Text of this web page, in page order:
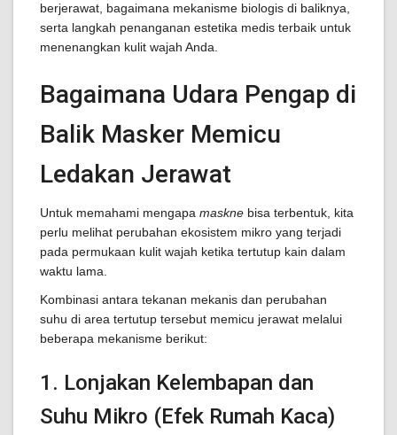
berjerawat, bagaimana mekanisme biologis di baliknya,
serta langkah penanganan estetika medis terbaik untuk
menenangkan kulit wajah Anda.
Bagaimana Udara Pengap di
Balik Masker Memicu
Ledakan Jerawat
Untuk memahami mengapa maskne bisa terbentuk, kita
perlu melihat perubahan ekosistem mikro yang terjadi
pada permukaan kulit wajah ketika tertutup kain dalam
waktu lama.
Kombinasi antara tekanan mekanis dan perubahan
suhu di area tertutup tersebut memicu jerawat melalui
beberapa mekanisme berikut:
1. Lonjakan Kelembapan dan
Suhu Mikro (Efek Rumah Kaca)